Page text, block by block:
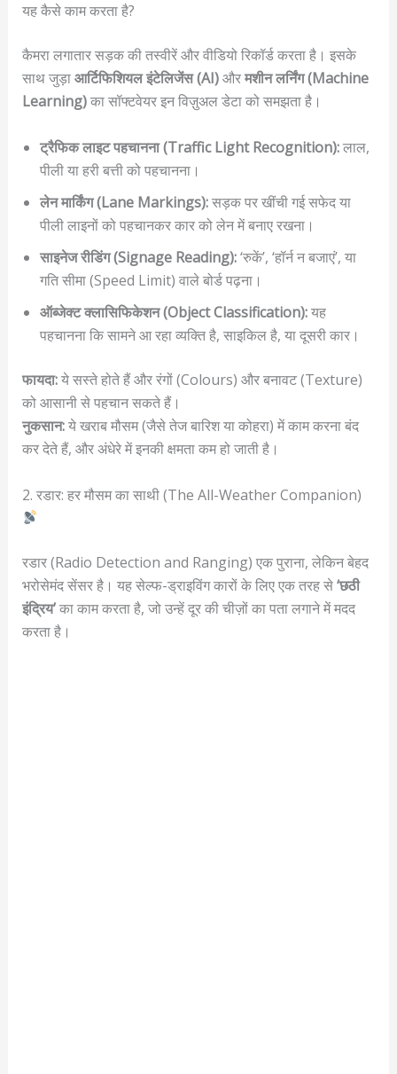
यह कैसे काम करता है?
कैमरा लगातार सड़क की तस्वीरें और वीडियो रिकॉर्ड करता है। इसके
साथ जुड़ाआर्टिफिशियल इंटेलिजेंस (AI)औरमशीन लर्निंग (Machine
Learning)का सॉफ्टवेयर इन विज़ुअल डेटा को समझता है।
ट्रैफिक लाइट पहचानना (Traffic Light Recognition):लाल,
पीली या हरी बत्ती को पहचानना।
लेन मार्किंग (Lane Markings):सड़क पर खींची गई सफेद या
पीली लाइनों को पहचानकर कार को लेन में बनाए रखना।
साइनेज रीडिंग (Signage Reading):‘रुकें’, ‘हॉर्न न बजाएं’, या
गति सीमा (Speed Limit) वाले बोर्ड पढ़ना।
ऑब्जेक्ट क्लासिफिकेशन (Object Classification):यह
पहचानना कि सामने आ रहा व्यक्ति है, साइकिल है, या दूसरी कार।
फायदा:ये सस्ते होते हैं और रंगों (Colours) और बनावट (Texture)
को आसानी से पहचान सकते हैं।
नुकसान:ये खराब मौसम (जैसे तेज बारिश या कोहरा) में काम करना बंद
कर देते हैं, और अंधेरे में इनकी क्षमता कम हो जाती है।
2. रडार: हर मौसम का साथी (The All-Weather Companion)
रडार (Radio Detection and Ranging) एक पुराना, लेकिन बेहद
भरोसेमंद सेंसर है। यह सेल्फ-ड्राइविंग कारों के लिए एक तरह से‘छठी
इंद्रिय’का काम करता है, जो उन्हें दूर की चीज़ों का पता लगाने में मदद
करता है।